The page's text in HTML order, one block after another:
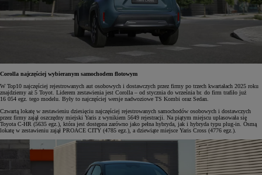
Corolla najczęściej wybieranym samochodem flotowym
W Top10 najczęściej rejestrowanych aut osobowych i dostawczych przez firmy po trzech kwartałach 2025 roku
znajdziemy aż 5 Toyot. Liderem zestawienia jest Corolla – od stycznia do września br. do firm trafiło już
16 054 egz. tego modelu. Były to najczęściej wersje nadwoziowe TS Kombi oraz Sedan.
Czwartą lokatę w zestawieniu dziesięciu najczęściej rejestrowanych samochodów osobowych i dostawczych
przez firmy zajął oszczędny miejski Yaris z wynikiem 5649 rejestracji. Na piątym miejscu uplasowała się
Toyota C-HR (5635 egz.), która jest dostępna zarówno jako pełna hybryda, jak i hybryda typu plug-in. Ósmą
lokatę w zestawieniu zajął PROACE CITY (4785 egz.), a dziewiąte miejsce Yaris Cross (4776 egz.).